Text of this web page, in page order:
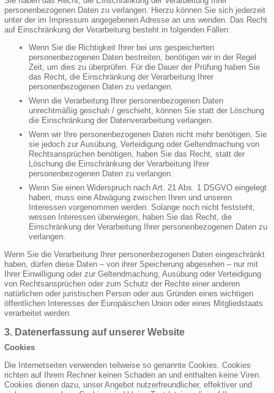
personenbezogenen Daten zu verlangen. Hierzu können Sie sich jederzeit
unter der im Impressum angegebenen Adresse an uns wenden. Das Recht
auf Einschränkung der Verarbeitung besteht in folgenden Fällen:
Wenn Sie die Richtigkeit Ihrer bei uns gespeicherten
personenbezogenen Daten bestreiten, benötigen wir in der Regel
Zeit, um dies zu überprüfen. Für die Dauer der Prüfung haben Sie
das Recht, die Einschränkung der Verarbeitung Ihrer
personenbezogenen Daten zu verlangen.
Wenn die Verarbeitung Ihrer personenbezogenen Daten
unrechtmäßig geschah / geschieht, können Sie statt der Löschung
die Einschränkung der Datenverarbeitung verlangen.
Wenn wir Ihre personenbezogenen Daten nicht mehr benötigen, Sie
sie jedoch zur Ausübung, Verteidigung oder Geltendmachung von
Rechtsansprüchen benötigen, haben Sie das Recht, statt der
Löschung die Einschränkung der Verarbeitung Ihrer
personenbezogenen Daten zu verlangen.
Wenn Sie einen Widerspruch nach Art. 21 Abs. 1 DSGVO eingelegt
haben, muss eine Abwägung zwischen Ihren und unseren
Interessen vorgenommen werden. Solange noch nicht feststeht,
wessen Interessen überwiegen, haben Sie das Recht, die
Einschränkung der Verarbeitung Ihrer personenbezogenen Daten zu
verlangen.
Wenn Sie die Verarbeitung Ihrer personenbezogenen Daten eingeschränkt
haben, dürfen diese Daten – von ihrer Speicherung abgesehen – nur mit
Ihrer Einwilligung oder zur Geltendmachung, Ausübung oder Verteidigung
von Rechtsansprüchen oder zum Schutz der Rechte einer anderen
natürlichen oder juristischen Person oder aus Gründen eines wichtigen
öffentlichen Interesses der Europäischen Union oder eines Mitgliedstaats
verarbeitet werden.
3. Datenerfassung auf unserer Website
Cookies
Die Internetseiten verwenden teilweise so genannte Cookies. Cookies
richten auf Ihrem Rechner keinen Schaden an und enthalten keine Viren.
Cookies dienen dazu, unser Angebot nutzerfreundlicher, effektiver und